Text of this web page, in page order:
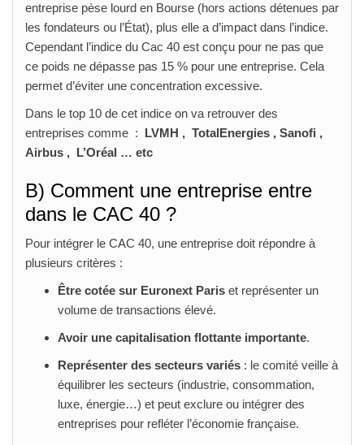
entreprise pèse lourd en Bourse (hors actions détenues par
les fondateurs ou l’État), plus elle a d’impact dans l’indice.
Cependant l’indice du Cac 40 est conçu pour ne pas que
ce poids ne dépasse pas 15 % pour une entreprise. Cela
permet d’éviter une concentration excessive.
Dans le top 10 de cet indice on va retrouver des
entreprises comme : LVMH , TotalEnergies , Sanofi ,
Airbus , L’Oréal … etc
B) Comment une entreprise entre
dans le CAC 40 ?
Pour intégrer le CAC 40, une entreprise doit répondre à
plusieurs critères :
Être cotée sur Euronext Paris et représenter un
volume de transactions élevé.
Avoir une capitalisation flottante importante.
Représenter des secteurs variés : le comité veille à
équilibrer les secteurs (industrie, consommation,
luxe, énergie…) et peut exclure ou intégrer des
entreprises pour refléter l’économie française.